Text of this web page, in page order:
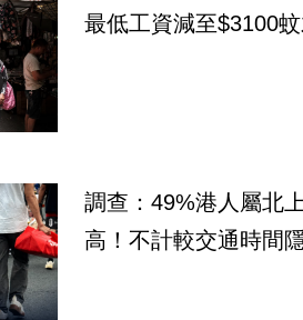
最低工資減至$3100
調查：49%港人屬北
高！不計較交通時間